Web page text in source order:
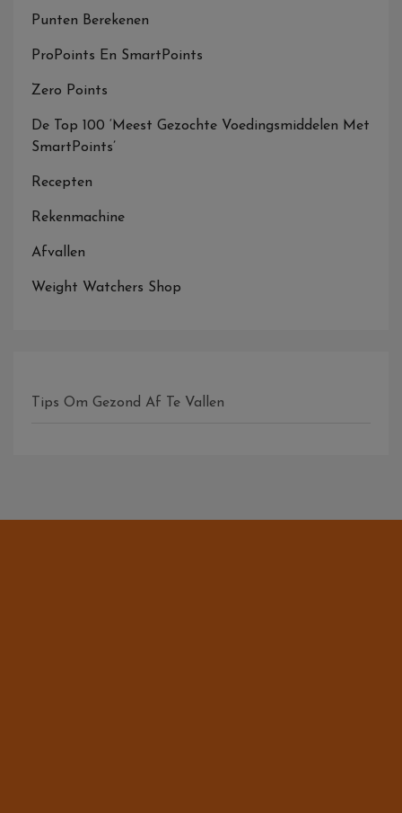
Punten Berekenen
ProPoints En SmartPoints
Zero Points
De Top 100 ‘Meest Gezochte Voedingsmiddelen Met
SmartPoints’
Recepten
Rekenmachine
Afvallen
Weight Watchers Shop
Tips Om Gezond Af Te Vallen